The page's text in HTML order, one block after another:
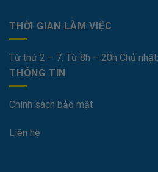
THỜI GIAN LÀM VIỆC
Từ thứ 2 – 7: Từ 8h – 20h Chủ
THÔNG TIN
Chính sách bảo mật
Liên hệ